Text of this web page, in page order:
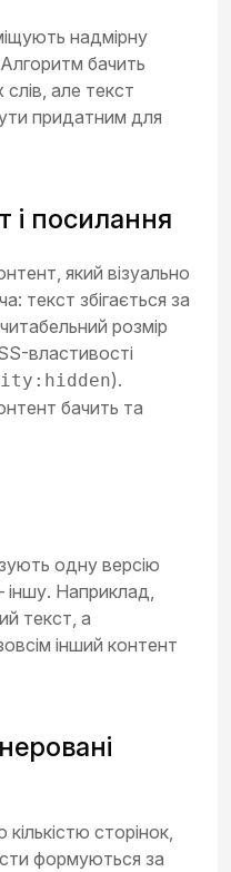
надмірну
бачить
але текст
придатним для
і посилання
який візуально
текст збігається за
розмір
властивості
).
бачить та
одну версію
іншу. Наприклад,
текст, а
інший контент
сторінок,
формуються за